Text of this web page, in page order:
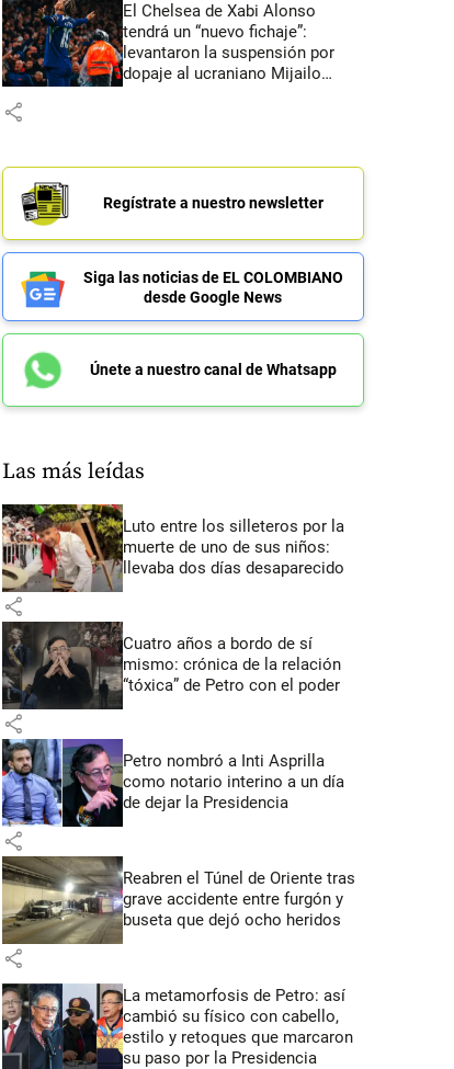
El Chelsea de Xabi Alonso
tendrá un “nuevo fichaje”:
levantaron la suspensión por
dopaje al ucraniano Mijailo
share
Regístrate a nuestro newsletter
Siga las noticias de EL COLOMBIANO
desde Google News
Únete a nuestro canal de Whatsapp
Las más leídas
Luto entre los silleteros por la
muerte de uno de sus niños:
llevaba dos días desaparecido
share
Cuatro años a bordo de sí
mismo: crónica de la relación
“tóxica” de Petro con el poder
share
Petro nombró a Inti Asprilla
como notario interino a un día
de dejar la Presidencia
share
Reabren el Túnel de Oriente tras
grave accidente entre furgón y
buseta que dejó ocho heridos
share
La metamorfosis de Petro: así
cambió su físico con cabello,
estilo y retoques que marcaron
su paso por la Presidencia